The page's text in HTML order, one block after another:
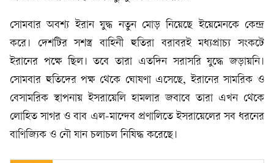
সোমবার অবশ্য ইরান যুদ্ধ নতুন মোড় নিয়েছে ইয়েমেনকে কেন্দ্র
করে। দেশটির সশস্ত্র বাহিনী হুতিরা বরাবরই মধ্যপ্রাচ্য সংকটে
ইরানের পক্ষে ছিল। তবে তারা এতদিন সরাসরি যুদ্ধে জড়ায়নি।
সোমবার হুতিদের পক্ষ থেকে ঘোষণা এসেছে, ইরানের সামরিক ও
বেসামরিক স্থাপনায় ইসরায়েলি হামলার জবাবে তারা এখন থেকে
লোহিত সাগর ও বাব এল-মান্দেব প্রণালিতে ইসরায়েলের সব ধরনের
বাণিজ্যিক ও নৌ যান চলাচল নিষিদ্ধ করেছে।